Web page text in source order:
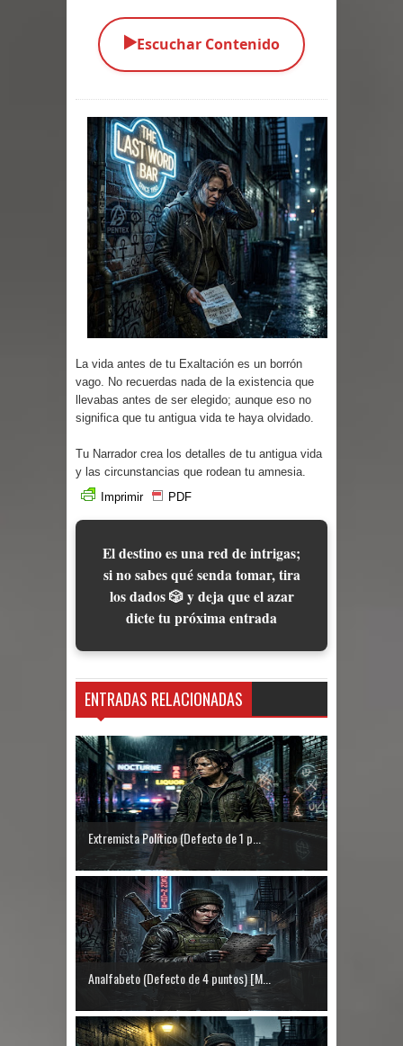
Parte 05: Los Horrores del Infierno
Parte 04: Oídos Sordos
Parte 02: Vuelve el Hijo Prodigo
Parte 01: El Comienzo
Parte 01: El Enemigo Interior
Exaltados y Muertos Vivientes
Los Muertos se Levantan (Relato)
Los Monstruos más Buscados
Parte 09: Los Muertos Cuentan
▶️Escuchar Contenido
La vida antes de tu Exaltación es un borrón
vago. No recuerdas nada de la existencia que
llevabas antes de ser elegido; aunque eso no
significa que tu antigua vida te haya olvidado.
Tu Narrador crea los detalles de tu antigua vida
y las circunstancias que rodean tu amnesia.
Imprimir
PDF
El destino es una red de intrigas;
si no sabes qué senda tomar, tira
los dados 🎲 y deja que el azar
dicte tu próxima entrada
ENTRADAS RELACIONADAS
Extremista Político (Defecto de 1 p...
Analfabeto (Defecto de 4 puntos) [M...